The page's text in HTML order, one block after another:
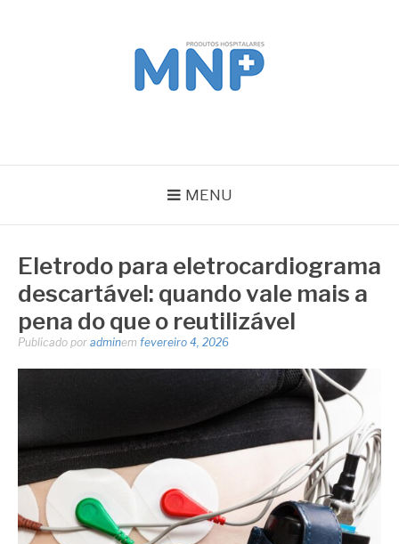
MENU
Eletrodo para eletrocardiograma
descartável: quando vale mais a
pena do que o reutilizável
Publicado por adminem fevereiro 4, 2026